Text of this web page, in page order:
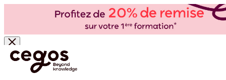
Skip to main content
Vous êtes ici : Accueil >Cegos, organisme de formation à Paris et en régions
Chain - Logistique - Transport